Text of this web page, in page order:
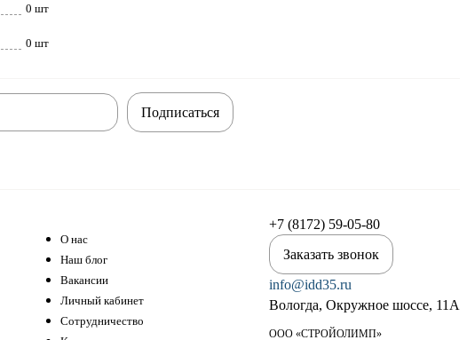
0 шт
0 шт
Подписаться
О нас
Наш блог
Вакансии
Личный кабинет
Сотрудничество
+7 (8172) 59-05-80
Заказать звонок
info@idd35.ru
Вологда, Окружное шоссе, 11А
ООО «СТРОЙОЛИМП»